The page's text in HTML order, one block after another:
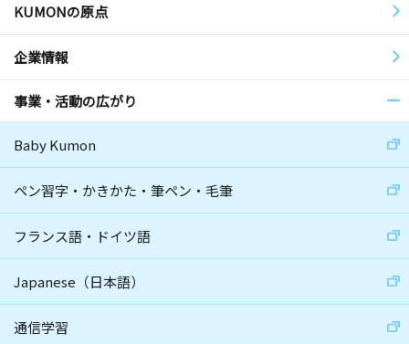
KUMONの原点
企業情報
事業・活動の広がり
Baby Kumon
ペン習字・かきかた・筆ペン・毛筆
フランス語・ドイツ語
Japanese（日本語）
通信学習